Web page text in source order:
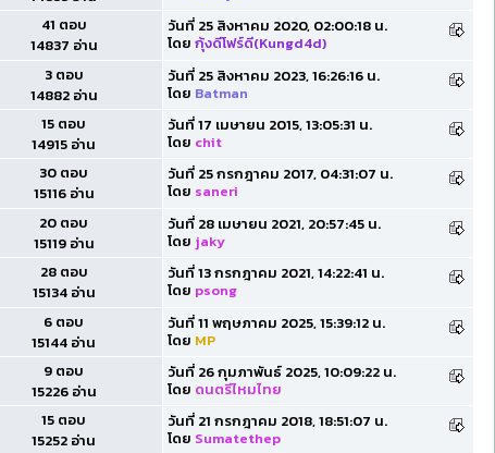
41 ตอบ
14837 อ่าน
วันที่ 25 สิงหาคม 2020, 02:00:18 น.
โดย กุ้งดีโฟร์ดี(Kungd4d)
3 ตอบ
14882 อ่าน
วันที่ 25 สิงหาคม 2023, 16:26:16 น.
โดย Batman
15 ตอบ
14915 อ่าน
วันที่ 17 เมษายน 2015, 13:05:31 น.
โดย chit
30 ตอบ
15116 อ่าน
วันที่ 25 กรกฎาคม 2017, 04:31:07 น.
โดย saneri
20 ตอบ
15119 อ่าน
วันที่ 28 เมษายน 2021, 20:57:45 น.
โดย jaky
28 ตอบ
15134 อ่าน
วันที่ 13 กรกฎาคม 2021, 14:22:41 น.
โดย psong
6 ตอบ
15144 อ่าน
วันที่ 11 พฤษภาคม 2025, 15:39:12 น.
โดย MP
9 ตอบ
15226 อ่าน
วันที่ 26 กุมภาพันธ์ 2025, 10:09:22 น.
โดย ดนตรีไหมไทย
15 ตอบ
15252 อ่าน
วันที่ 21 กรกฎาคม 2018, 18:51:07 น.
โดย Sumatethep